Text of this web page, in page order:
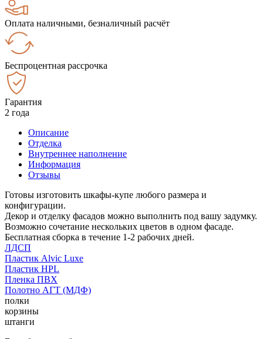
Оплата наличными, безналичный расчёт
Беспроцентная рассрочка
Гарантия
2 года
Описание
Отделка
Внутреннее наполнение
Информация
Отзывы
Готовы изготовить шкафы-купе любого размера и
конфигурации.
Декор и отделку фасадов можно выполнить под вашу задумку.
Возможно сочетание нескольких цветов в одном фасаде.
Бесплатная сборка в течение 1-2 рабочих дней.
ЛДСП
Пластик Alvic Luxe
Пластик HPL
Пленка ПВХ
Полотно АГТ (МДФ)
полки
корзины
штанги